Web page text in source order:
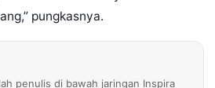
pungkasnya.
penulis di bawah jaringan Inspira